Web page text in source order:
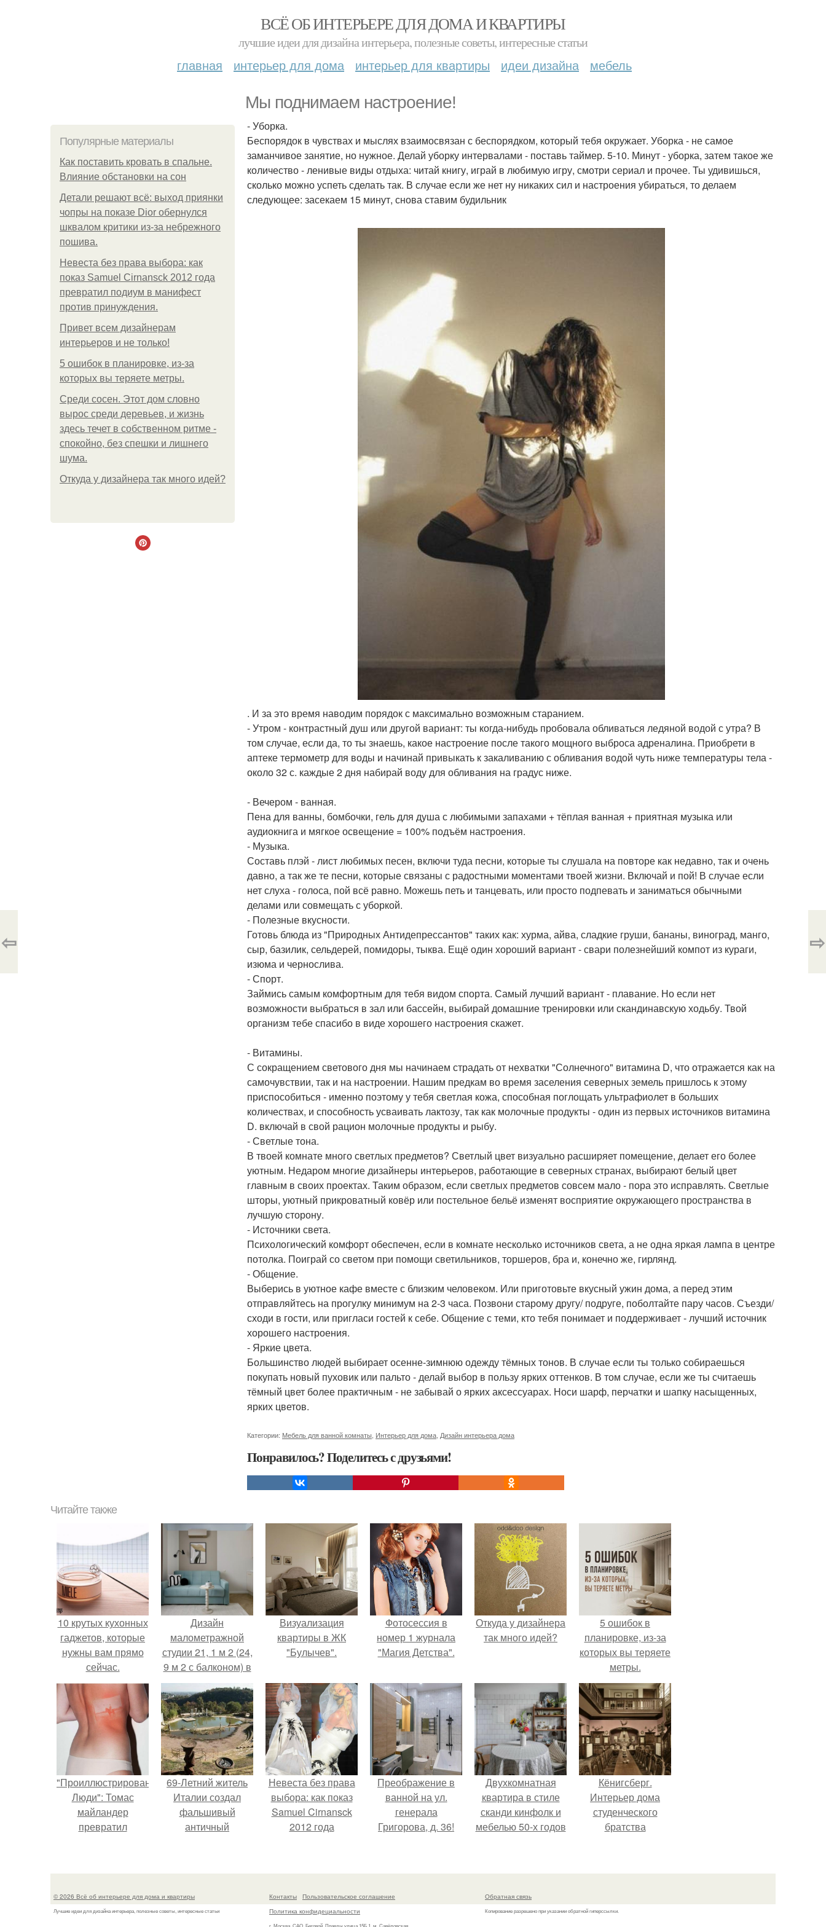
ВСЁ ОБ ИНТЕРЬЕРЕ ДЛЯ ДОМА И КВАРТИРЫ
лучшие идеи для дизайна интерьера, полезные советы, интересные статьи
главная интерьер для дома интерьер для квартиры идеи дизайна мебель
Мы поднимаем настроение!
Популярные материалы
Как поставить кровать в спальне.
Влияние обстановки на сон
Детали решают всё: выход приянки
чопры на показе Dior обернулся
шквалом критики из-за небрежного
пошива.
Невеста без права выбора: как
показ Samuel Cirnansck 2012 года
превратил подиум в манифест
против принуждения.
Привет всем дизайнерам
интерьеров и не только!
5 ошибок в планировке, из-за
которых вы теряете метры.
Среди сосен. Этот дом словно
вырос среди деревьев, и жизнь
здесь течет в собственном ритме -
спокойно, без спешки и лишнего
шума.
Откуда у дизайнера так много идей?
- Уборка.
Беспорядок в чувствах и мыслях взаимосвязан с беспорядком, который тебя окружает. Уборка - не самое
заманчивое занятие, но нужное. Делай уборку интервалами - поставь таймер. 5-10. Минут - уборка, затем такое же
количество - ленивые виды отдыха: читай книгу, играй в любимую игру, смотри сериал и прочее. Ты удивишься,
сколько можно успеть сделать так. В случае если же нет ну никаких сил и настроения убираться, то делаем
следующее: засекаем 15 минут, снова ставим будильник
. И за это время наводим порядок с максимально возможным старанием.
- Утром - контрастный душ или другой вариант: ты когда-нибудь пробовала обливаться ледяной водой с утра? В
том случае, если да, то ты знаешь, какое настроение после такого мощного выброса адреналина. Приобрети в
аптеке термометр для воды и начинай привыкать к закаливанию с обливания водой чуть ниже температуры тела -
около 32 с. каждые 2 дня набирай воду для обливания на градус ниже.
- Вечером - ванная.
Пена для ванны, бомбочки, гель для душа с любимыми запахами + тёплая ванная + приятная музыка или
аудиокнига и мягкое освещение = 100% подъём настроения.
- Музыка.
Составь плэй - лист любимых песен, включи туда песни, которые ты слушала на повторе как недавно, так и очень
давно, а так же те песни, которые связаны с радостными моментами твоей жизни. Включай и пой! В случае если
нет слуха - голоса, пой всё равно. Можешь петь и танцевать, или просто подпевать и заниматься обычными
делами или совмещать с уборкой.
- Полезные вкусности.
Готовь блюда из "Природных Антидепрессантов" таких как: хурма, айва, сладкие груши, бананы, виноград, манго,
сыр, базилик, сельдерей, помидоры, тыква. Ещё один хороший вариант - свари полезнейший компот из кураги,
изюма и чернослива.
- Спорт.
Займись самым комфортным для тебя видом спорта. Самый лучший вариант - плавание. Но если нет
возможности выбраться в зал или бассейн, выбирай домашние тренировки или скандинавскую ходьбу. Твой
организм тебе спасибо в виде хорошего настроения скажет.
- Витамины.
С сокращением светового дня мы начинаем страдать от нехватки "Солнечного" витамина D, что отражается как на
самочувствии, так и на настроении. Нашим предкам во время заселения северных земель пришлось к этому
приспособиться - именно поэтому у тебя светлая кожа, способная поглощать ультрафиолет в больших
количествах, и способность усваивать лактозу, так как молочные продукты - один из первых источников витамина
D. включай в свой рацион молочные продукты и рыбу.
- Светлые тона.
В твоей комнате много светлых предметов? Светлый цвет визуально расширяет помещение, делает его более
уютным. Недаром многие дизайнеры интерьеров, работающие в северных странах, выбирают белый цвет
главным в своих проектах. Таким образом, если светлых предметов совсем мало - пора это исправлять. Светлые
шторы, уютный прикроватный ковёр или постельное бельё изменят восприятие окружающего пространства в
лучшую сторону.
- Источники света.
Психологический комфорт обеспечен, если в комнате несколько источников света, а не одна яркая лампа в центре
потолка. Поиграй со светом при помощи светильников, торшеров, бра и, конечно же, гирлянд.
- Общение.
Выберись в уютное кафе вместе с близким человеком. Или приготовьте вкусный ужин дома, а перед этим
отправляйтесь на прогулку минимум на 2-3 часа. Позвони старому другу/ подруге, поболтайте пару часов. Съезди/
сходи в гости, или пригласи гостей к себе. Общение с теми, кто тебя понимает и поддерживает - лучший источник
хорошего настроения.
- Яркие цвета.
Большинство людей выбирает осенне-зимнюю одежду тёмных тонов. В случае если ты только собираешься
покупать новый пуховик или пальто - делай выбор в пользу ярких оттенков. В том случае, если же ты считаешь
тёмный цвет более практичным - не забывай о ярких аксессуарах. Носи шарф, перчатки и шапку насыщенных,
ярких цветов.
Категории: Мебель для ванной комнаты Интерьер для дома Дизайн интерьера дома
Понравилось? Поделитесь с друзьями!
⇦ ⇨
Читайте также
10 крутых кухонных
гаджетов, которые
нужны вам прямо
сейчас.
Дизайн
малометражной
студии 21, 1 м 2 (24,
9 м 2 с балконом) в
Краснодаре.
Визуализация
квартиры в ЖК
"Булычев".
Фотосессия в
номер 1 журнала
"Магия Детства".
Откуда у дизайнера
так много идей?
5 ошибок в
планировке, из-за
которых вы теряете
метры.
"Проиллюстрированные
Люди": Томас
майландер
превратил
69-Летний житель
Италии создал
фальшивый
античный
успешно выдавал
историческое
наследие.
Невеста без права
выбора: как показ
Samuel Cirnansck
2012 года
принуждения.
Преображение в
ванной на ул.
генерала
Григорова, д. 36!
Двухкомнатная
квартира в стиле
сканди кинфолк и
мебелью 50-х годов
Кёнигсберг.
Интерьер дома
студенческого
братства
© 2026 Всё об интерьере для дома и квартиры
Лучшие идеи для дизайна интерьера, полезные советы, интересные статьи
Контакты
Пользовательское соглашение
Политика конфидециальности
г. Москва, САО, Беговой, Правды улица 15Б 1, м. Савёловская
Обратная связь
Копирование разрешено при указании обратной гиперссылки.